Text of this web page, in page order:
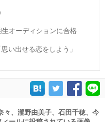
オーディションに合格
い出せる恋をしよう」
々、瀧野由美子、石田千穂、今